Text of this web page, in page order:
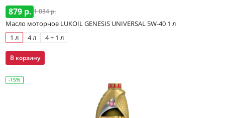
879 р. 1 034 р.
Масло моторное LUKOIL GENESIS UNIVERSAL 5W-40 1 л
1 л
4 л 4 + 1 л
В корзину
-15%